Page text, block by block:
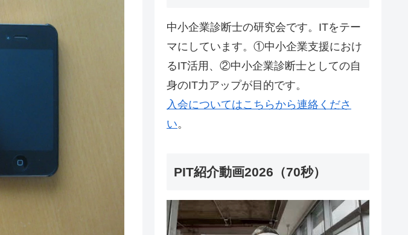
中小企業診断士の研究会です。ITをテー
マにしています。①中小企業支援におけ
るIT活用、②中小企業診断士としての自
身のIT力アップが目的です。
入会についてはこちらから連絡くださ
い。
PIT紹介動画2026（70秒）
動
画